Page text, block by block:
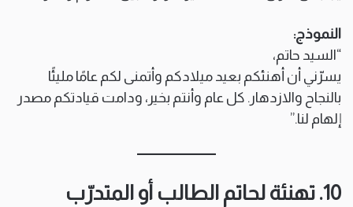
النموذج:
“السيد حاتم،
يسرّني أن أهنئكم بعيد ميلادكم وأتمنى لكم عامًا مليئًا
بالنجاح والازدهار. كل عام وأنتم بخير، ودامت قيادتكم مصدر
إلهام لنا.”
10. تهنئة لحاتم الطالب أو المتدرّب